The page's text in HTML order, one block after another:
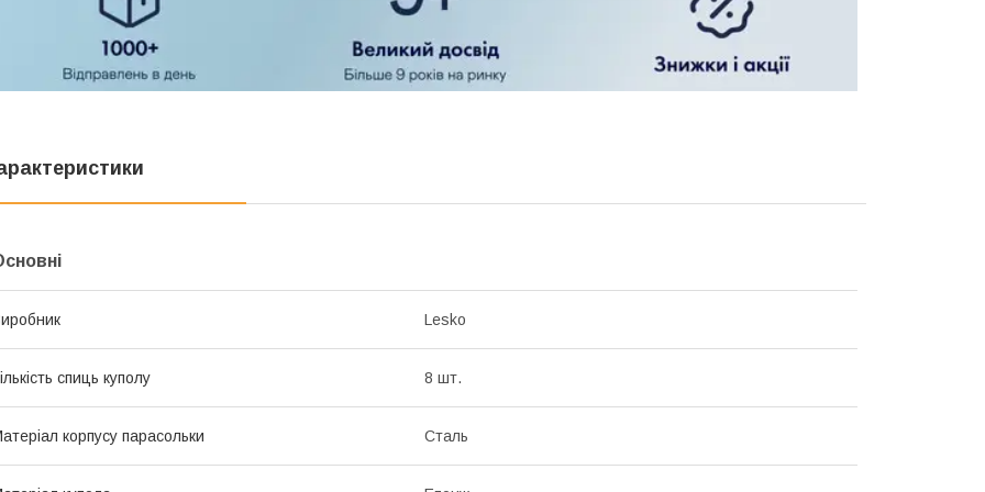
Lesko
спиць куполу 8 шт.
корпусу парасольки Сталь